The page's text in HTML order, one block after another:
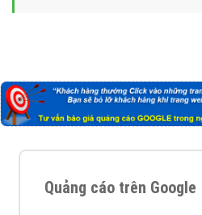
Quảng cáo trên Google